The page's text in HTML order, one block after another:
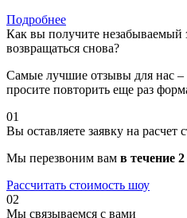
Подробнее
Как вы получите незабываемый
возвращаться снова?
Самые лучшие отзывы для нас –
просите повторить еще раз
01
Вы оставляете заявку на расчет
Мы перезвоним вам в течение
Рассчитать стоимость шоу
02
Мы связываемся с вами